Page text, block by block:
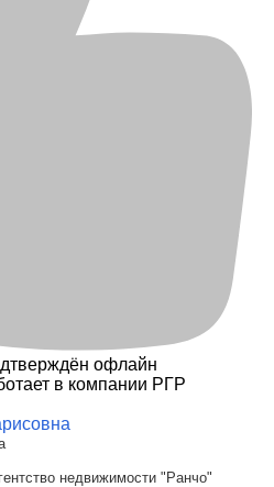
недвижимости "Ранчо"